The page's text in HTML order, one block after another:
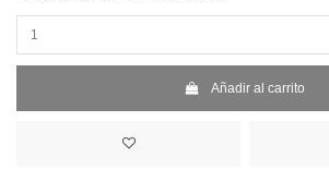
Añadir al carrito